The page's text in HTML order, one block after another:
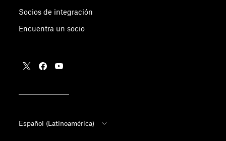
Socios de integración
Encuentra un socio
Español (Latinoamérica)